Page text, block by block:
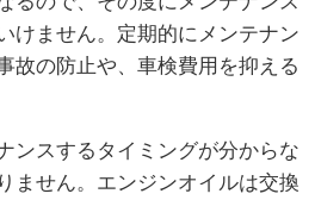
けません。定期的にメンテナン
故の防止や、車検費用を抑える
ンスするタイミングが分からな
ません。エンジンオイルは交換